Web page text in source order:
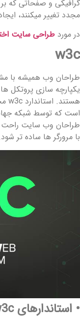
گرافیکی و صفحاتی که بر
مجدد تغییر میکنند،
در مورد طراحی سایت
w3c
طراحان وب همیشه با
یکپارچه سازی پروتکل
است که توسط شبکه
طراحان وب سایت راحت تر
با مرورگر ها ساده تر شود.
• استاندارهای w3c